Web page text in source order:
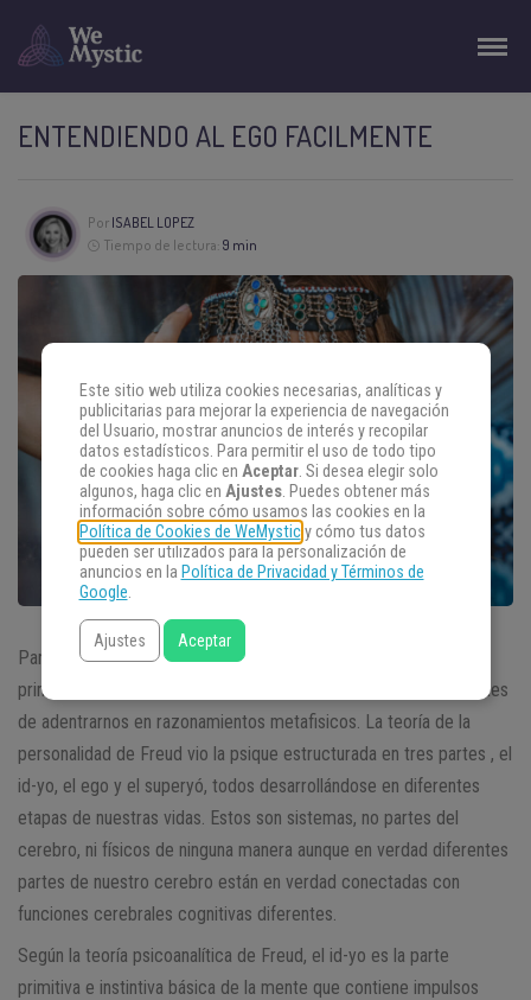
ENTENDIENDO AL EGO FACILMENTE
Por ISABEL LOPEZ
Tiempo de lectura: 9 min
Para entender realmente al ego y su función es muy interesante
primero entender las teorias psicológicas de
antes
de adentrarnos en razonamientos metafisicos. La teoría de la
personalidad de Freud vio la psique estructurada en tres partes , el
id-yo, el ego y el superyó, todos desarrollándose en diferentes
etapas de nuestras vidas. Estos son sistemas, no partes del
cerebro, ni físicos de ninguna manera aunque en verdad diferentes
partes de nuestro cerebro están en verdad conectadas con
funciones cerebrales cognitivas diferentes.
Según la teoría psicoanalítica de Freud, el id-yo es la parte
primitiva e instintiva básica de la mente que contiene impulsos
Este sitio web utiliza cookies necesarias, analíticas y
publicitarias para mejorar la experiencia de navegación
del Usuario, mostrar anuncios de interés y recopilar
datos estadísticos. Para permitir el uso de todo tipo
de cookies haga clic en Aceptar. Si desea elegir solo
algunos, haga clic en Ajustes. Puedes obtener más
información sobre cómo usamos las cookies en la
Política de Cookies de WeMysticy cómo tus datos
pueden ser utilizados para la personalización de
anuncios en la Política de Privacidad y Términos de
Google.
Ajustes Aceptar